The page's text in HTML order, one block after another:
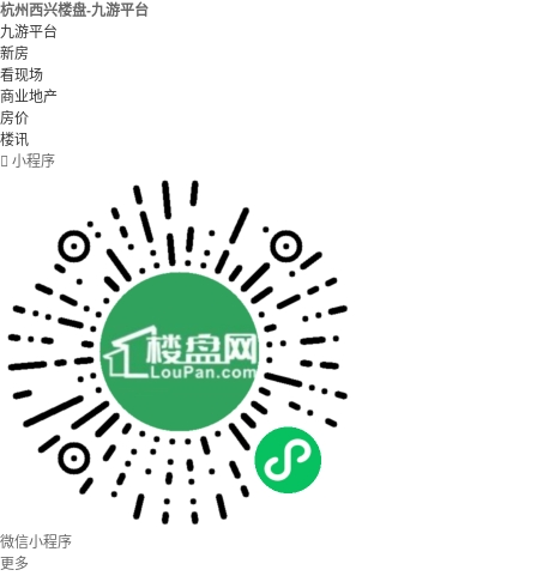
杭州西兴楼盘-九游平台
九游平台
新房
看现场
商业地产
房价
楼讯
 小程序
微信小程序
更多